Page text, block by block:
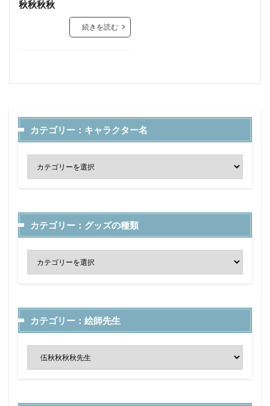
秋秋秋秋
続きを読む
カテゴリー：キャラクター名
カテゴリー：グッズの種類
カテゴリー：絵師先生